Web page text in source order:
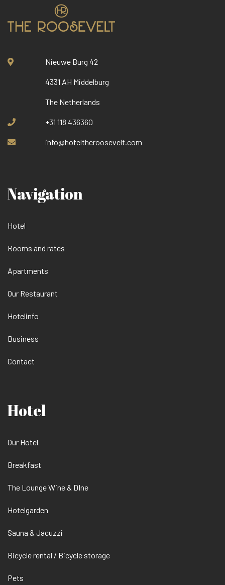
Nieuwe Burg 42
4331 AH Middelburg
The Netherlands
+31 118 436360
info@hoteltheroosevelt.com
Navigation
Hotel
Rooms and rates
Apartments
Our Restaurant
Hotelinfo
Business
Contact
Hotel
Our Hotel
Breakfast
The Lounge Wine & DIne
Hotelgarden
Sauna & Jacuzzi
Bicycle rental / Bicycle storage
Pets